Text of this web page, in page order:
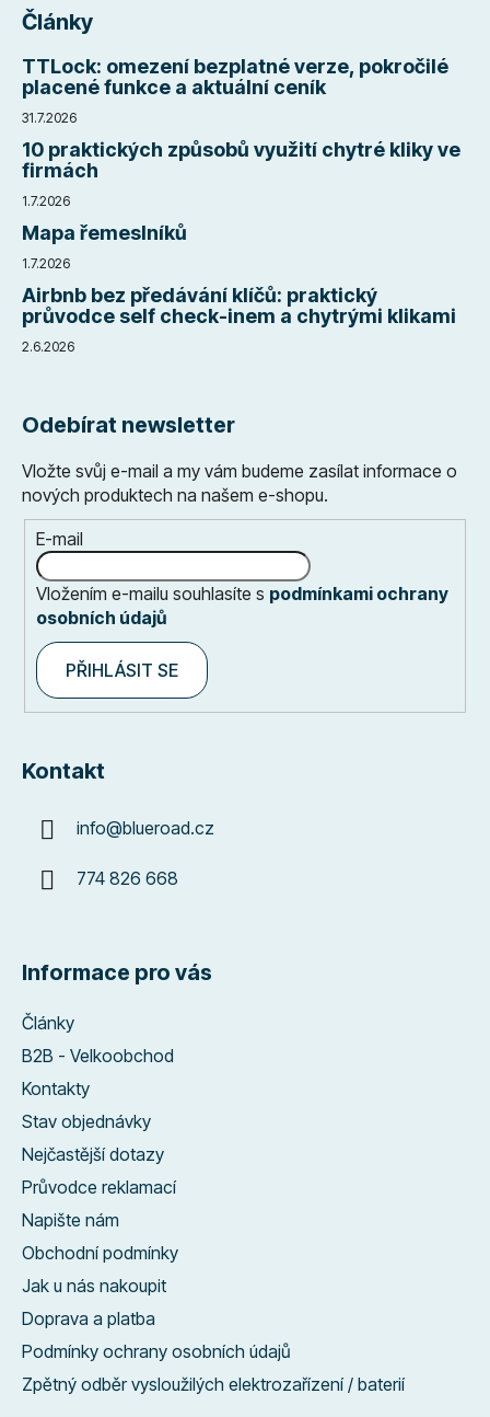
Články
TTLock: omezení bezplatné verze, pokročilé
placené funkce a aktuální ceník
31.7.2026
10 praktických způsobů využití chytré kliky ve
firmách
1.7.2026
Mapa řemeslníků
1.7.2026
Airbnb bez předávání klíčů: praktický
průvodce self check-inem a chytrými klikami
2.6.2026
Odebírat newsletter
Vložte svůj e-mail a my vám budeme zasílat informace o
nových produktech na našem e-shopu.
E-mail
Vložením e-mailu souhlasíte s podmínkami ochrany
osobních údajů
PŘIHLÁSIT SE
Kontakt
info@blueroad.cz
774 826 668
Informace pro vás
Články
B2B - Velkoobchod
Kontakty
Stav objednávky
Nejčastější dotazy
Průvodce reklamací
Napište nám
Obchodní podmínky
Jak u nás nakoupit
Doprava a platba
Podmínky ochrany osobních údajů
Zpětný odběr vysloužilých elektrozařízení / baterií